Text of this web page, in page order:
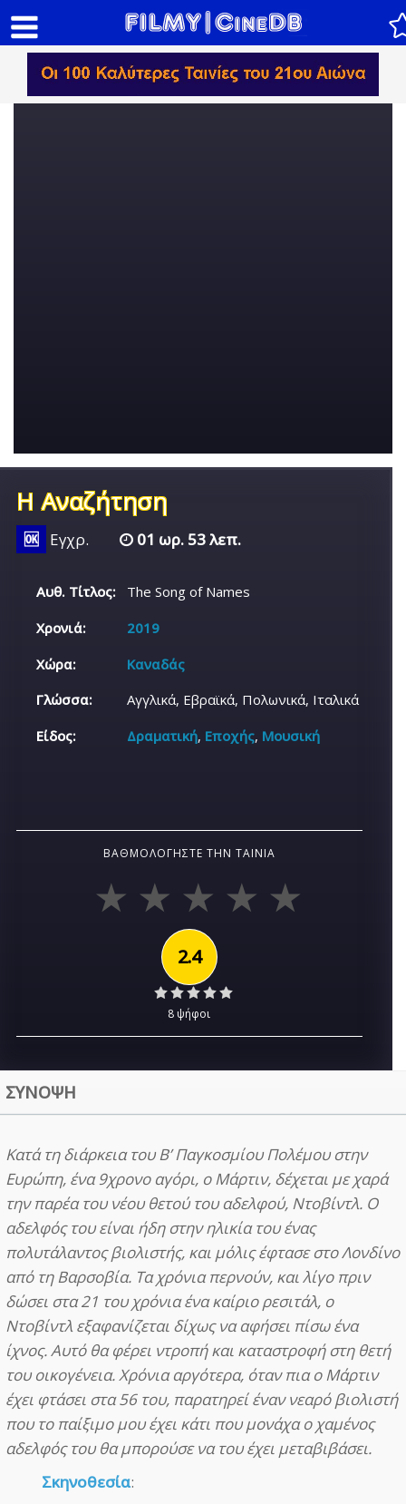
Η Αναζήτηση
🆗 Εγχρ. 01 ωρ. 53 λεπ.
Αυθ. Τίτλος:
The Song of Names
Χρονιά:
2019
Χώρα:
Καναδάς
Γλώσσα:
Αγγλικά, Εβραϊκά, Πολωνικά, Ιταλικά
Είδος:
Δραματική, Εποχής, Μουσική
ΒΑΘΜΟΛΟΓΉΣΤΕ ΤΗΝ ΤΑΙΝΊΑ
2.4
8 ψήφοι
ΣΥΝΟΨΗ
Κατά τη διάρκεια του Β’ Παγκοσμίου Πολέμου στην
Ευρώπη, ένα 9χρονο αγόρι, ο Μάρτιν, δέχεται με χαρά
την παρέα του νέου θετού του αδελφού, Ντοβίντλ. Ο
αδελφός του είναι ήδη στην ηλικία του ένας
πολυτάλαντος βιολιστής, και μόλις έφτασε στο Λονδίνο
από τη Βαρσοβία. Τα χρόνια περνούν, και λίγο πριν
δώσει στα 21 του χρόνια ένα καίριο ρεσιτάλ, ο
Ντοβίντλ εξαφανίζεται δίχως να αφήσει πίσω ένα
ίχνος. Αυτό θα φέρει ντροπή και καταστροφή στη θετή
του οικογένεια. Χρόνια αργότερα, όταν πια ο Μάρτιν
έχει φτάσει στα 56 του, παρατηρεί έναν νεαρό βιολιστή
που το παίξιμο μου έχει κάτι που μονάχα ο χαμένος
αδελφός του θα μπορούσε να του έχει μεταβιβάσει.
Σκηνοθεσία: